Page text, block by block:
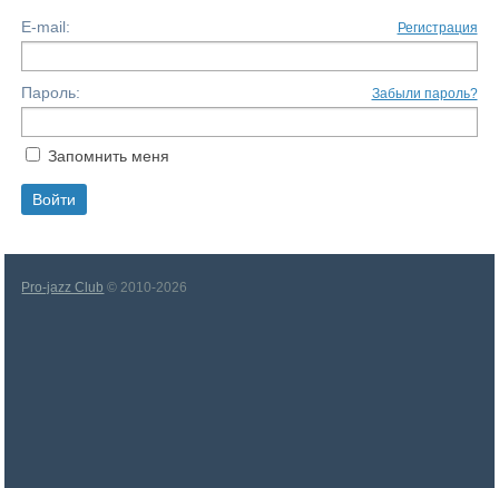
E-mail: Регистрация
Пароль: Забыли пароль?
Запомнить меня
Pro-jazz Club © 2010-2026